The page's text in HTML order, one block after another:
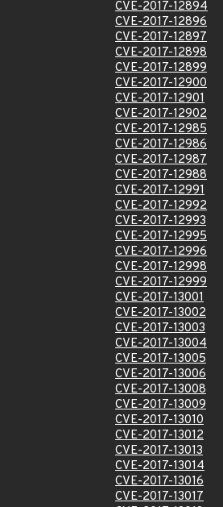
CVE-2017-12894
CVE-2017-12896
CVE-2017-12897
CVE-2017-12898
CVE-2017-12899
CVE-2017-12900
CVE-2017-12901
CVE-2017-12902
CVE-2017-12985
CVE-2017-12986
CVE-2017-12987
CVE-2017-12988
CVE-2017-12991
CVE-2017-12992
CVE-2017-12993
CVE-2017-12995
CVE-2017-12996
CVE-2017-12998
CVE-2017-12999
CVE-2017-13001
CVE-2017-13002
CVE-2017-13003
CVE-2017-13004
CVE-2017-13005
CVE-2017-13006
CVE-2017-13008
CVE-2017-13009
CVE-2017-13010
CVE-2017-13012
CVE-2017-13013
CVE-2017-13014
CVE-2017-13016
CVE-2017-13017